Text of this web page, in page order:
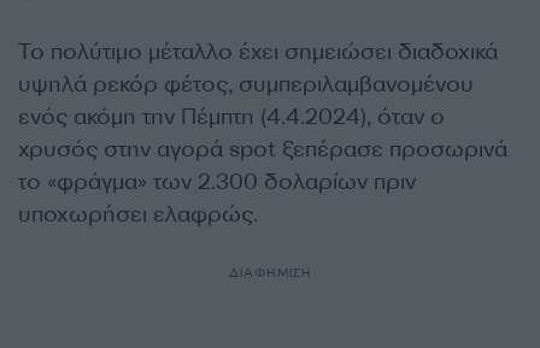
Το πολύτιμο μέταλλο έχει σημειώσει διαδοχικά
υψηλά ρεκόρ φέτος, συμπεριλαμβανομένου
ενός ακόμη την Πέμπτη (4.4.2024), όταν ο
χρυσός στην αγορά spot ξεπέρασε προσωρινά
το «φράγμα» των 2.300 δολαρίων πριν
υποχωρήσει ελαφρώς.
ΔΙΑΦΗΜΙΣΗ